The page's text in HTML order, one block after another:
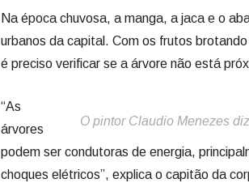
Na época chuvosa, a manga, a jaca e o
urbanos da capital. Com os frutos
é preciso verificar se a árvore não está
O pintor Claudio Menezes
“As
árvores
podem ser condutoras de energia,
choques elétricos”, explica o capitão da